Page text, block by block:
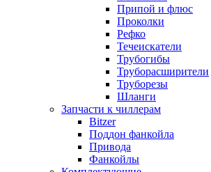
Припой и флюс
Проколки
Рефко
Течеискатели
Трубогибы
Труборасширители
Труборезы
Шланги
Запчасти к чиллерам
Bitzer
Поддон фанкойла
Привода
Фанкойлы